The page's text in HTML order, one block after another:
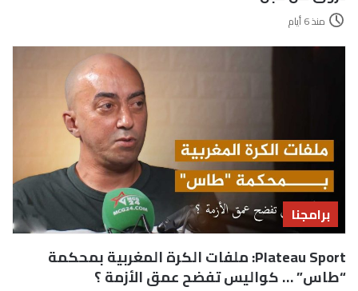
منذ 6 أيام
برامجنا
Plateau Sport: ملفات الكرة المغربية بمحكمة
“طاس” … كواليس تفضح عمق الأزمة ؟